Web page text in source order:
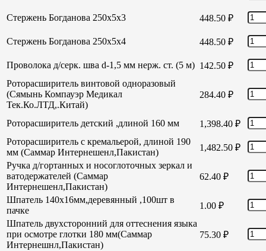
Стержень Богданова 250х5х3 448.50 ₽
Стержень Богданова 250х5х4 448.50 ₽
Проволока д/серк. шва d-1,5 мм нерж. ст. (5 м) 142.50 ₽
Роторасширитель винтовой одноразовый
(Сямынь Компауэр Медикал
Тек.Ко.ЛТД,.Китай)
284.40 ₽
Роторасширитель детский ,длиной 160 мм 1,398.40 ₽
Роторасширитель с кремальерой, длиной 190
мм (Саммар Интернешенл,Пакистан)
1,482.50 ₽
Ручка д/гортанных и носоглоточных зеркал и
ватодержателей (Саммар
Интернешенл,Пакистан)
62.40 ₽
Шпатель 140х16мм,деревянный ,100шт в
пачке
1.00 ₽
Шпатель двухсторонний для оттеснения языка
при осмотре глотки 180 мм(Саммар
Интернешнл,Пакистан)
75.30 ₽